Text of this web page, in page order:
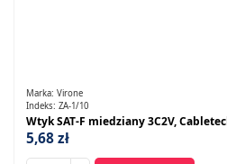
Marka: Virone
Indeks: ZA-1/10
Wtyk SAT-F miedziany 3C2V,
5,68 zł